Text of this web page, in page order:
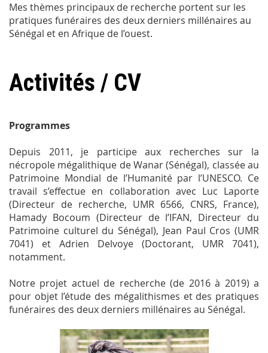
Mes thèmes principaux de recherche portent sur les
pratiques funéraires des deux derniers millénaires au
Sénégal et en Afrique de l’ouest.
Activités / CV
Programmes
Depuis 2011, je participe aux recherches sur la
nécropole mégalithique de Wanar (Sénégal), classée au
Patrimoine Mondial de l’Humanité par l’UNESCO. Ce
travail s’effectue en collaboration avec Luc Laporte
(Directeur de recherche, UMR 6566, CNRS, France),
Hamady Bocoum (Directeur de l’IFAN, Directeur du
Patrimoine culturel du Sénégal), Jean Paul Cros (UMR
7041) et Adrien Delvoye (Doctorant, UMR 7041),
notamment.
Notre projet actuel de recherche (de 2016 à 2019) a
pour objet l’étude des mégalithismes et des pratiques
funéraires des deux derniers millénaires au Sénégal.